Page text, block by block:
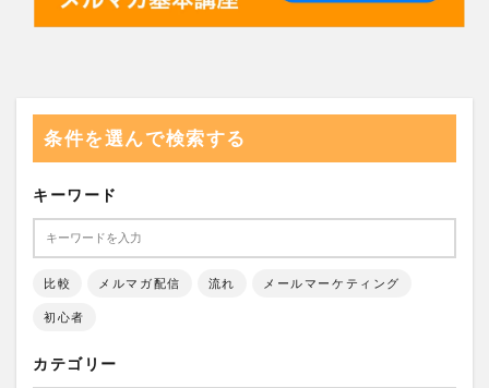
条件を選んで検索する
キーワード
比較 メルマガ配信 流れ メールマーケティング
初心者
カテゴリー